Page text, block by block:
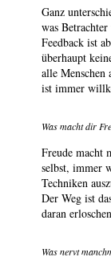
Ganz
was
Feedback ist
überhaupt
alle
ist immer
Was macht dir
Freude macht
selbst, immer
Techniken
Der Weg ist
daran
Was nervt